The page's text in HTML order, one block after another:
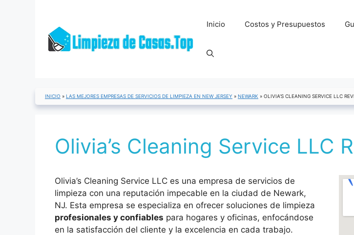
Inicio Costos y Presupuestos
INICIO » LAS MEJORES EMPRESAS DE SERVICIOS DE LIMPIEZA EN NEW JERSEY » NEWARK » OLIVIA'S CLEANING SERVICE LLC
Olivia’s Cleaning Service LLC
Olivia’s Cleaning Service LLC es una empresa de servicios de
limpieza con una reputación impecable en la ciudad de Newark,
NJ. Esta empresa se especializa en ofrecer soluciones de limpieza
profesionales y confiables para hogares y oficinas, enfocándose
en la satisfacción del cliente y la excelencia en cada trabajo.